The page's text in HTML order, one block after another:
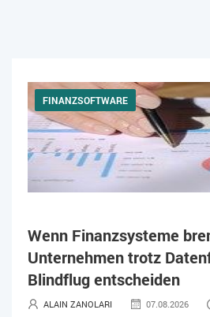
FINANZSOFTWARE
Wenn Finanzsysteme
Unternehmen trotz
Blindflug entscheiden
ALAIN ZANOLARI 07.08.2026